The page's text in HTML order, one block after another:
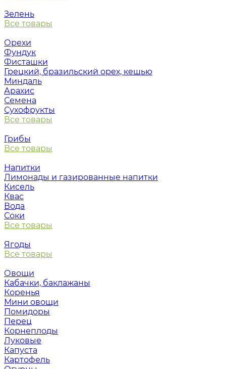
Зелень
Все товары
Орехи
Фундук
Фисташки
Грецкий, бразильский орех, кешью
Миндаль
Арахис
Семена
Сухофрукты
Все товары
Грибы
Все товары
Напитки
Лимонады и газированные напитки
Кисель
Квас
Вода
Соки
Все товары
Ягоды
Все товары
Овощи
Кабачки, баклажаны
Коренья
Мини овощи
Помидоры
Перец
Корнеплоды
Луковые
Капуста
Картофель